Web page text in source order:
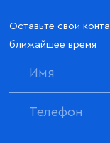
Оставьте свои
ближайшее время